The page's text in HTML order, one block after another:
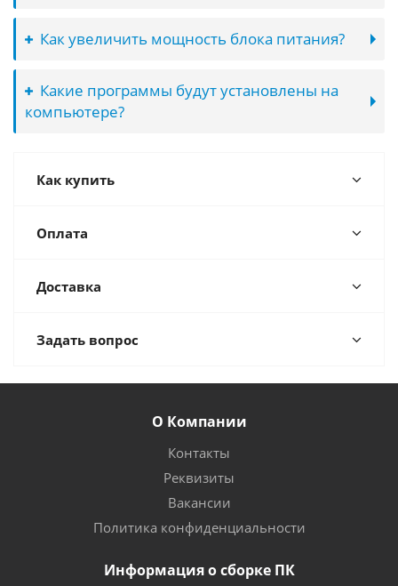
Как увеличить мощность блока питания?
Какие программы будут установлены на
компьютере?
Как купить
Оплата
Доставка
Задать вопрос
О Компании
Контакты
Реквизиты
Вакансии
Политика конфиденциальности
Информация о сборке ПК